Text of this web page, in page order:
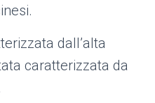
dall’alta
caratterizzata da